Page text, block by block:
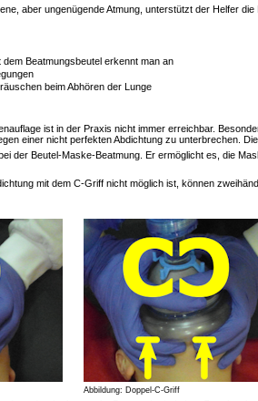
aber ungenügende Atmung, unterstützt der Helfer
dem Beatmungsbeutel erkennt man an
beim Abhören der Lunge
ist in der Praxis nicht immer erreichbar.
einer nicht perfekten Abdichtung zu unterbrechen.
der Beutel-Maske-Beatmung. Er ermöglicht es, die
mit dem C-Griff nicht möglich ist, können
Abbildung: Doppel-C-Griff